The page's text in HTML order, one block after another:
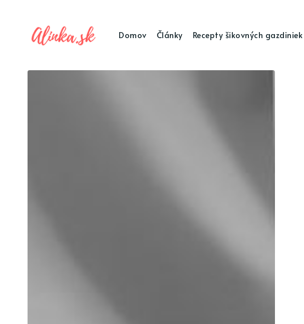
Domov Články Recepty šikovných gazdiniek